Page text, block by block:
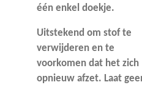
één enkel doekje.
Uitstekend om stof te
verwijderen en te
voorkomen dat het zich
opnieuw afzet. Laat